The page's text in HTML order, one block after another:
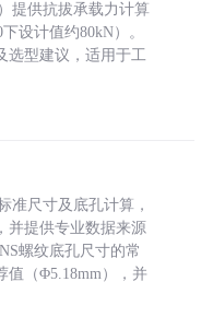
提供抗拔承载力计算
设计值约80kN）。
选型建议，适用于工
准尺寸及底孔计算，
并提供专业数据来源
螺纹底孔尺寸的常
值（Φ5.18mm），并